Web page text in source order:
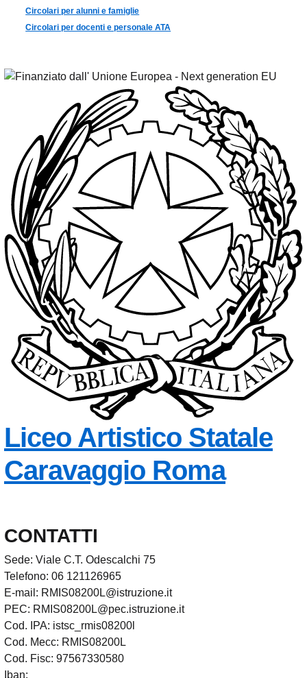
Circolari per alunni e famiglie
Circolari per docenti e personale ATA
Liceo Artistico Statale
Caravaggio Roma
CONTATTI
Sede: Viale C.T. Odescalchi 75
Telefono: 06 121126965
E-mail: RMIS08200L@istruzione.it
PEC: RMIS08200L@pec.istruzione.it
Cod. IPA: istsc_rmis08200l
Cod. Mecc: RMIS08200L
Cod. Fisc: 97567330580
Iban: